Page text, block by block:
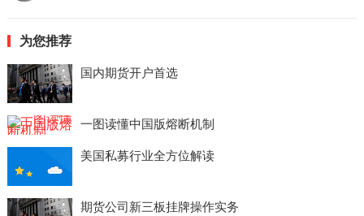
为您推荐
国内期货开户首选
一图读懂中国版熔断机制
美国私募行业全方位解读
期货公司新三板挂牌操作实务